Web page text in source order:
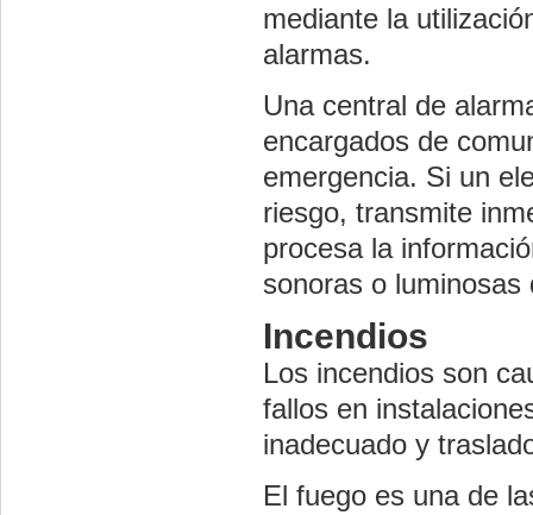
mediante la
alarmas.
Una central de
encargados de
emergencia. Si un
riesgo, transmite
procesa la
sonoras o
Incendios
Los incendios son
fallos en
inadecuado y
El fuego es una de